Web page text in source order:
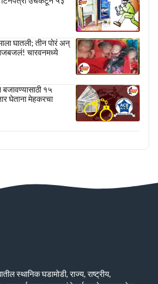
घातली; तीन पोरं अन्
गजबजलं! चारवनमध्ये
१५
घेताना मेहकरचा
स्थानिक घडामोडी, राज्य, राष्ट्रीय,